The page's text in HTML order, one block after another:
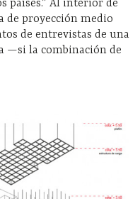
países.” Al interior de
de proyección medio
de entrevistas de una
—si la combinación de